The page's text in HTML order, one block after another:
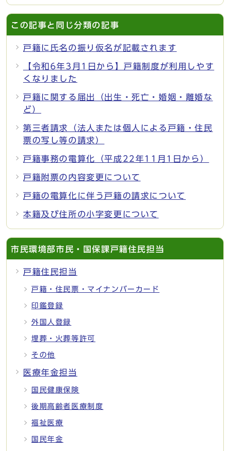
この記事と同じ分類の記事
戸籍に氏名の振り仮名が記載されます
【令和6年3月1日から】戸籍制度が利用しやす
くなりました
戸籍に関する届出（出生・死亡・婚姻・離婚な
ど）
第三者請求（法人または個人による戸籍・住民
票の写し等の請求）
戸籍事務の電算化（平成22年11月1日から）
戸籍附票の内容変更について
戸籍の電算化に伴う戸籍の請求について
本籍及び住所の小字変更について
市民環境部市民・国保課戸籍住民担当
戸籍住民担当
戸籍・住民票・マイナンバーカード
印鑑登録
外国人登録
埋葬・火葬等許可
その他
医療年金担当
国民健康保険
後期高齢者医療制度
福祉医療
国民年金